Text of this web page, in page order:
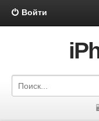
Войти